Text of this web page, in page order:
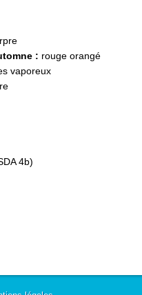
: rouge orangé
vaporeux
4b)